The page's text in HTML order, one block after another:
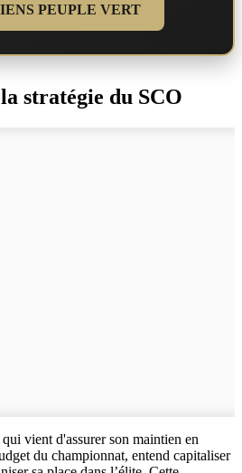
PEUPLE VERT
stratégie du SCO
vient d'assurer son maintien en
du championnat, entend capitaliser